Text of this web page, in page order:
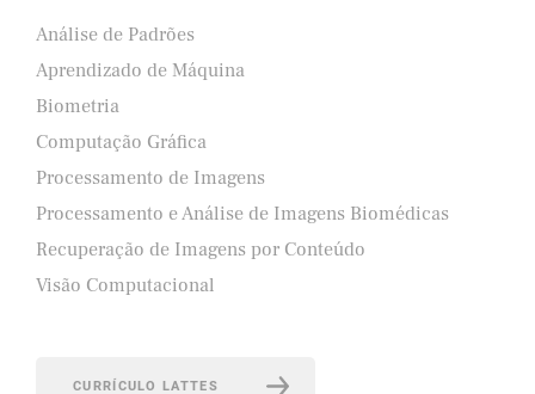
Análise de Padrões
Aprendizado de Máquina
Biometria
Computação Gráfica
Processamento de Imagens
Processamento e Análise de Imagens Biomédicas
Recuperação de Imagens por Conteúdo
Visão Computacional
CURRÍCULO LATTES